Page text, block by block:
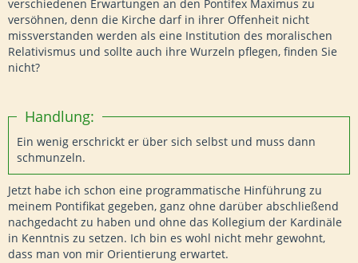
verschiedenen Erwartungen an den Pontifex Maximus zu
versöhnen, denn die Kirche darf in ihrer Offenheit nicht
missverstanden werden als eine Institution des moralischen
Relativismus und sollte auch ihre Wurzeln pflegen, finden Sie
nicht?
Handlung:
Ein wenig erschrickt er über sich selbst und muss dann
schmunzeln.
Jetzt habe ich schon eine programmatische Hinführung zu
meinem Pontifikat gegeben, ganz ohne darüber abschließend
nachgedacht zu haben und ohne das Kollegium der Kardinäle
in Kenntnis zu setzen. Ich bin es wohl nicht mehr gewohnt,
dass man von mir Orientierung erwartet.